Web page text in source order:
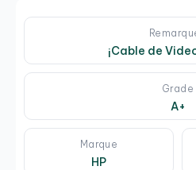
¡Cable de
Grade
A+
Marque
HP